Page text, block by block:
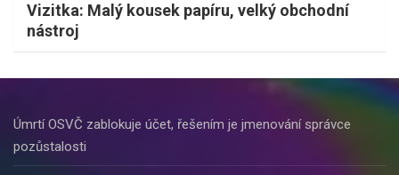
Vizitka: Malý kousek papíru, velký obchodní
nástroj
Úmrtí OSVČ zablokuje účet, řešením je jmenování správce
pozůstalosti